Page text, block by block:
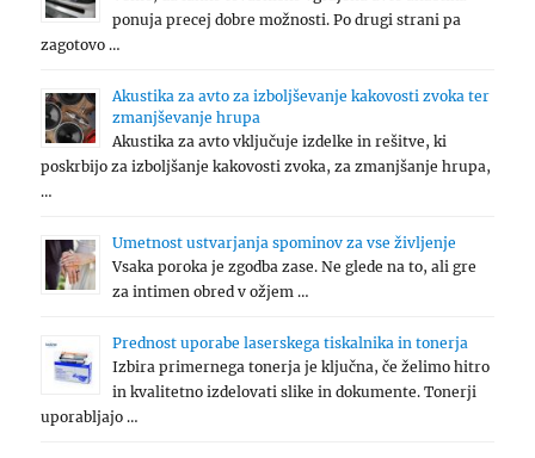
ponuja precej dobre možnosti. Po drugi strani pa
zagotovo …
Akustika za avto za izboljševanje kakovosti zvoka ter
zmanjševanje hrupa
Akustika za avto vključuje izdelke in rešitve, ki
poskrbijo za izboljšanje kakovosti zvoka, za zmanjšanje hrupa,
…
Umetnost ustvarjanja spominov za vse življenje
Vsaka poroka je zgodba zase. Ne glede na to, ali gre
za intimen obred v ožjem …
Prednost uporabe laserskega tiskalnika in tonerja
Izbira primernega tonerja je ključna, če želimo hitro
in kvalitetno izdelovati slike in dokumente. Tonerji
uporabljajo …